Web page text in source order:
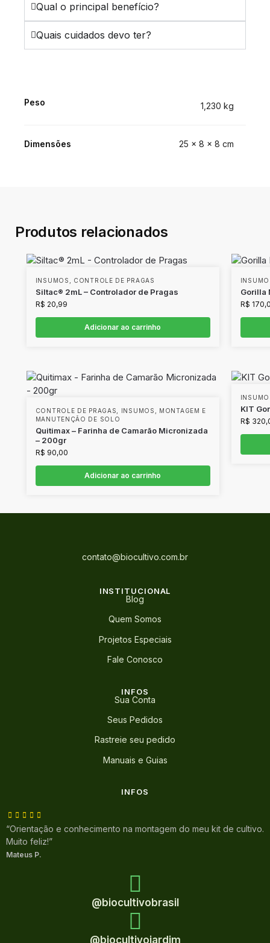
Qual o principal benefício?
Quais cuidados devo ter?
Peso 1,230 kg
Dimensões 25 × 8 × 8 cm
Produtos relacionados
INSUMOS CONTROLE DE PRAGAS
Siltac® 2mL – Controlador de Pragas
R$ 20,99
Adicionar ao carrinho
Gorilla
R$
CONTROLE DE PRAGAS INSUMOS
MONTAGEM E
MANUTENÇÃO DE SOLO
Quitimax – Farinha de Camarão Micronizada
– 200gr
R$ 90,00
Adicionar ao carrinho
KIT
R$
contato@biocultivo.com.br
INSTITUCIONAL
Blog
Quem Somos
Projetos Especiais
Fale Conosco
INFOS
Sua Conta
Seus Pedidos
Rastreie seu pedido
Manuais e Guias
INFOS
“Orientação e conhecimento na montagem do meu kit de cultivo.
Muito feliz!”
Mateus P.
@biocultivobrasil
@biocultivojardim